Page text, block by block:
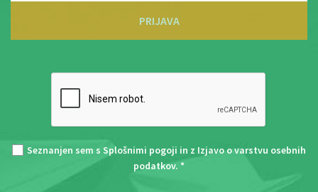
PRIJAVA
Seznanjen sem s Splošnimi pogoji in z Izjavo o varstvu osebnih
podatkov. *